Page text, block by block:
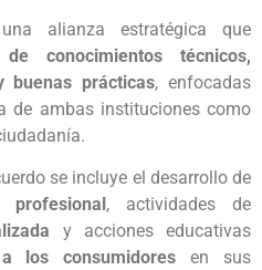
alianza estratégica que
de conocimientos técnicos,
buenas prácticas, enfocadas
de ambas instituciones como
se incluye el desarrollo de
, actividades de
y acciones educativas
los consumidores en sus